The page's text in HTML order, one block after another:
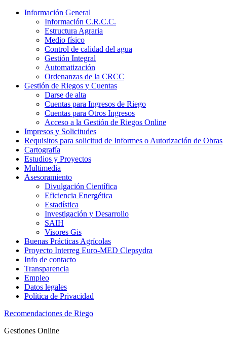
Información General
Información C.R.C.C.
Estructura Agraria
Medio físico
Control de calidad del agua
Gestión Integral
Automatización
Ordenanzas de la CRCC
Gestión de Riegos y Cuentas
Darse de alta
Cuentas para Ingresos de Riego
Cuentas para Otros Ingresos
Acceso a la Gestión de Riegos Online
Impresos y Solicitudes
Requisitos para solicitud de Informes o Autorización de Obras
Cartografía
Estudios y Proyectos
Multimedia
Asesoramiento
Divulgación Científica
Eficiencia Energética
Estadística
Investigación y Desarrollo
SAIH
Visores Gis
Buenas Prácticas Agrícolas
Proyecto Interreg Euro-MED Clepsydra
Info de contacto
Transparencia
Empleo
Datos legales
Política de Privacidad
Recomendaciones de Riego
Gestiones Online